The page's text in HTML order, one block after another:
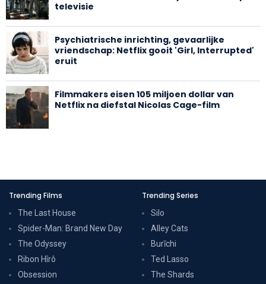
televisie
Psychiatrische inrichting, gevaarlijke
vriendschap: Netflix gooit 'Girl, Interrupted'
eruit
Filmmakers eisen 105 miljoen dollar van
Netflix na diefstal Nicolas Cage-film
Trending Films
The Last House
Spider-Man: Brand New Day
The Odyssey
Ribon Hîrô
Obsession
Trending Series
Silo
Alley Cats
Burīchi
Ted Lasso
The Shards